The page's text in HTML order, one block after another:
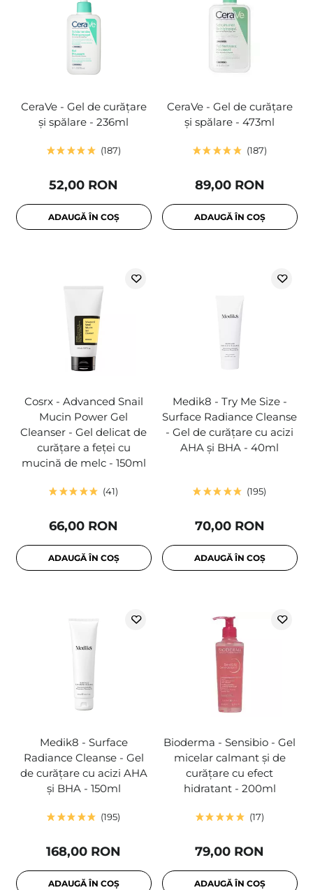
CeraVe - Gel de curățare
și spălare - 236ml
187
52,00 RON
ADAUGĂ ÎN COȘ
CeraVe - Gel de curățare
și spălare - 473ml
187
89,00 RON
ADAUGĂ ÎN COȘ
Cosrx - Advanced Snail
Mucin Power Gel
Cleanser - Gel delicat de
curățare a feței cu
mucină de melc - 150ml
41
66,00 RON
ADAUGĂ ÎN COȘ
Medik8 - Try Me Size -
Surface Radiance Cleanse
- Gel de curățare cu acizi
AHA și BHA - 40ml
195
70,00 RON
ADAUGĂ ÎN COȘ
Medik8 - Surface
Radiance Cleanse - Gel
de curățare cu acizi AHA
și BHA - 150ml
195
168,00 RON
ADAUGĂ ÎN COȘ
Bioderma - Sensibio - Gel
micelar calmant și de
curățare cu efect
hidratant - 200ml
17
79,00 RON
ADAUGĂ ÎN COȘ